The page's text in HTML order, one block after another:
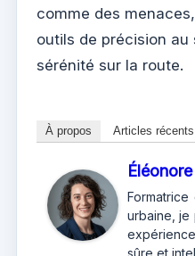
comme des
outils de précision
sérénité sur la route.
À propos Articles récents
urbaine, je
sûre et